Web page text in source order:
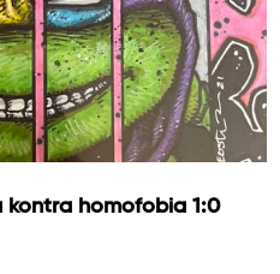
kontra homofobia 1:0